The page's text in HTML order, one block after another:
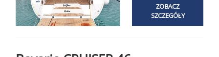
ZOBACZ
SZCZEGÓŁY